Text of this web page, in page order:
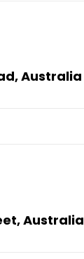
Australia
Australia